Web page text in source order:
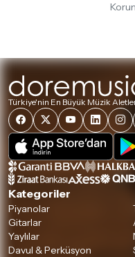
Türkiye'nin En Büyük Müzik
Kategoriler
Piyanolar
Gitarlar
Yaylılar
Davul & Perküsyon